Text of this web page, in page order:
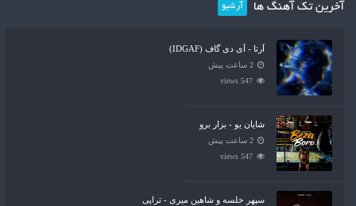
آخرین تک آهنگ ها آرشیو
آرتا - آی دی گاف (IDGAF)
2 ساعت پیش
547 views
شایان یو - بزار برو
2 ساعت پیش
547 views
سپهر خلسه و شاهین میری - تراپی